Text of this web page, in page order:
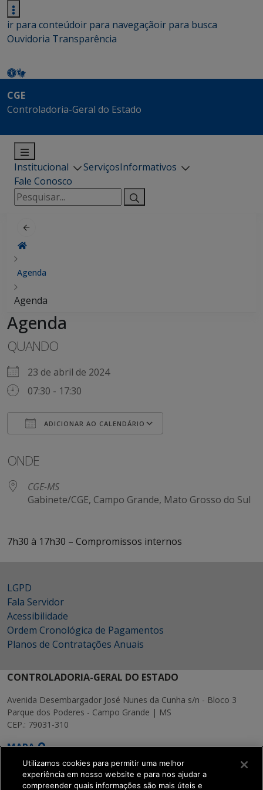
ir para conteúdoir para navegaçãoir para busca
Ouvidoria Transparência
CGE
Controladoria-Geral do Estado
Institucional ServiçosInformativos
Fale Conosco
Pesquisar
por:
Agenda
Agenda
Agenda
QUANDO
23 de abril de 2024
07:30 - 17:30
ADICIONAR AO CALENDÁRIO
ONDE
CGE-MS
Gabinete/CGE, Campo Grande, Mato Grosso do Sul
7h30 à 17h30 – Compromissos internos
LGPD
Fala Servidor
Acessibilidade
Ordem Cronológica de Pagamentos
Planos de Contratações Anuais
CONTROLADORIA-GERAL DO ESTADO
Avenida Desembargador José Nunes da Cunha s/n - Bloco 3
Parque dos Poderes - Campo Grande | MS
CEP.: 79031-310
MAPA
Utilizamos cookies para permitir uma melhor
experiência em nosso website e para nos ajudar a
compreender quais informações são mais úteis e